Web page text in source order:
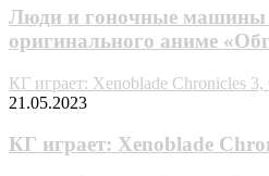
Люди и гоночные машины
оригинального аниме
КГ играет: Xenoblade Chronicles 3,
21.05.2023
КГ играет: Xenoblade